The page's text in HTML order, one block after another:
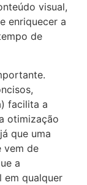
visual,
enriquecer a
de
facilita a
otimização
que uma
vem de
a
em qualquer